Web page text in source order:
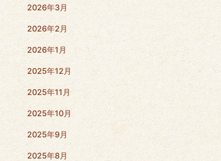
2026年3月
2026年2月
2026年1月
2025年12月
2025年11月
2025年10月
2025年9月
2025年8月